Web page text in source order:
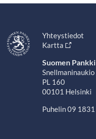
Yhteystiedot
Kartta
Suomen Pankki
Snellmaninaukio
PL 160
00101 Helsinki
Puhelin 09 1831